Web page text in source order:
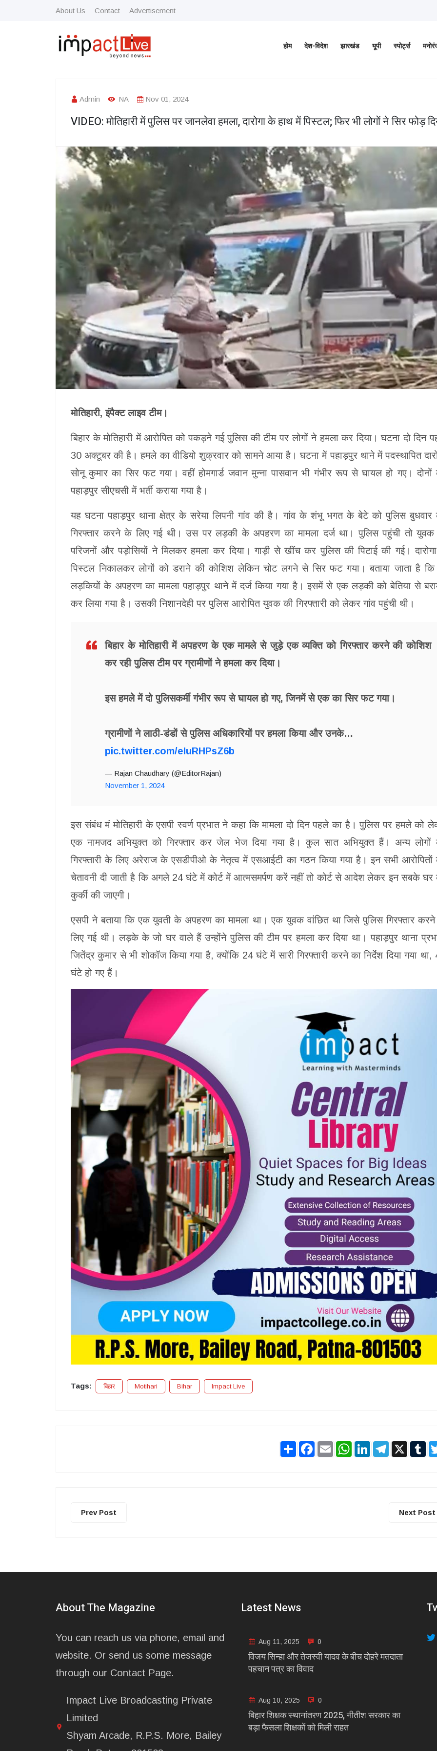
About Us Contact Advertisement
होम देश-विदेश झारखंड यूपी स्पोर्ट्स
Admin NA Nov 01, 2024
VIDEO: मोतिहारी में पुलिस पर जानलेवा हमला, दारोगा के हाथ में पिस्टल; फिर भी लोगों ने सिर फोड़
मोतिहारी, इंपैक्ट लाइव टीम।
बिहार के मोतिहारी में आरोपित को पकड़ने गई पुलिस की टीम पर लोगों ने हमला कर दिया। घटना दो दिन
30 अक्टूबर की है। हमले का वीडियो शुक्रवार को सामने आया है। घटना में पहाड़पुर थाने में पदस्थापित
सोनू कुमार का सिर फट गया। वहीं होमगार्ड जवान मुन्ना पासवान भी गंभीर रूप से घायल हो गए। दोनों
पहाड़पुर सीएचसी में भर्ती कराया गया है।
यह घटना पहाड़पुर थाना क्षेत्र के सरेया लिपनी गांव की है। गांव के शंभू भगत के बेटे को पुलिस बुधवार
गिरफ्तार करने के लिए गई थी। उस पर लड़की के अपहरण का मामला दर्ज था। पुलिस पहुंची तो
परिजनों और पड़ोसियों ने मिलकर हमला कर दिया। गाड़ी से खींच कर पुलिस की पिटाई की गई।
पिस्टल निकालकर लोगों को डराने की कोशिश लेकिन चोट लगने से सिर फट गया। बताया जाता है कि
लड़कियों के अपहरण का मामला पहाड़पुर थाने में दर्ज किया गया है। इसमें से एक लड़की को बेतिया से
कर लिया गया है। उसकी निशानदेही पर पुलिस आरोपित युवक की गिरफ्तारी को लेकर गांव पहुंची थी।
बिहार के मोतिहारी में अपहरण के एक मामले से जुड़े एक व्यक्ति को गिरफ्तार करने की कोशिश
कर रही पुलिस टीम पर ग्रामीणों ने हमला कर दिया।
इस हमले में दो पुलिसकर्मी गंभीर रूप से घायल हो गए, जिनमें से एक का सिर फट गया।
ग्रामीणों ने लाठी-डंडों से पुलिस अधिकारियों पर हमला किया और उनके…
pic.twitter.com/eIuRHPsZ6b
— Rajan Chaudhary (@EditorRajan)
November 1, 2024
इस संबंध मं मोतिहारी के एसपी स्वर्ण प्रभात ने कहा कि मामला दो दिन पहले का है। पुलिस पर हमले को
एक नामजद अभियुक्त को गिरफ्तार कर जेल भेज दिया गया है। कुल सात अभियुक्त हैं। अन्य लोगों
गिरफ्तारी के लिए अरेराज के एसडीपीओ के नेतृत्व में एसआईटी का गठन किया गया है। इन सभी आरोपितों
चेतावनी दी जाती है कि अगले 24 घंटे में कोर्ट में आत्मसमर्पण करें नहीं तो कोर्ट से आदेश लेकर इन सबके घर
कुर्की की जाएगी।
एसपी ने बताया कि एक युवती के अपहरण का मामला था। एक युवक वांछित था जिसे पुलिस गिरफ्तार
लिए गई थी। लड़के के जो घर वाले हैं उन्होंने पुलिस की टीम पर हमला कर दिया था। पहाड़पुर थाना
जितेंद्र कुमार से भी शोकॉज किया गया है, क्योंकि 24 घंटे में सारी गिरफ्तारी करने का निर्देश दिया गया था,
घंटे हो गए हैं।
Tags: बिहार Motihari Bihar Impact Live
Share Facebook
Email WhatsApp
LinkedInTelegram
X
Prev Post Next Post
About The Magazine
You can reach us via phone, email and
website. Or send us some message
through our Contact Page.
Impact Live Broadcasting Private
Limited
Shyam Arcade, R.P.S. More, Bailey
Latest News
Aug 11, 2025 0
विजय सिन्हा और तेजस्वी यादव के बीच दोहरे मतदाता
पहचान पत्र का विवाद
Aug 10, 2025 0
बिहार शिक्षक स्थानांतरण 2025, नीतीश सरकार का
बड़ा फैसला शिक्षकों को मिली राहत